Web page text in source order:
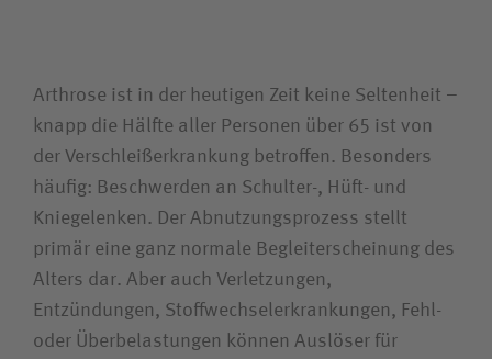
Besucherin / Besucher
Unfallversicherungsträger
Zuweiserin / Zuweiser
Bewerberin / Bewerber
Arthrose ist in der heutigen Zeit keine Seltenheit –
knapp die Hälfte aller Personen über 65 ist von
der Verschleißerkrankung betroffen. Besonders
häufig: Beschwerden an Schulter-, Hüft- und
Kniegelenken. Der Abnutzungsprozess stellt
primär eine ganz normale Begleiterscheinung des
Alters dar. Aber auch Verletzungen,
Entzündungen, Stoffwechselerkrankungen, Fehl-
oder Überbelastungen können Auslöser für